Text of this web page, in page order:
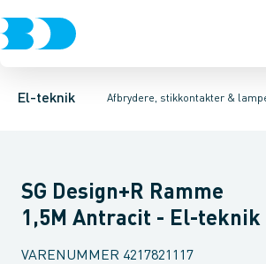
El-teknik Afbrydere, stikkontakter &
Afbrydere, stikkontakter & lampeudtag
Afbryder og stikdåsemateriel
Afbryder og stikkontakt kombination
SG Design+R Ramme
1,5M Antracit - El-teknik
VARENUMMER 4217821117